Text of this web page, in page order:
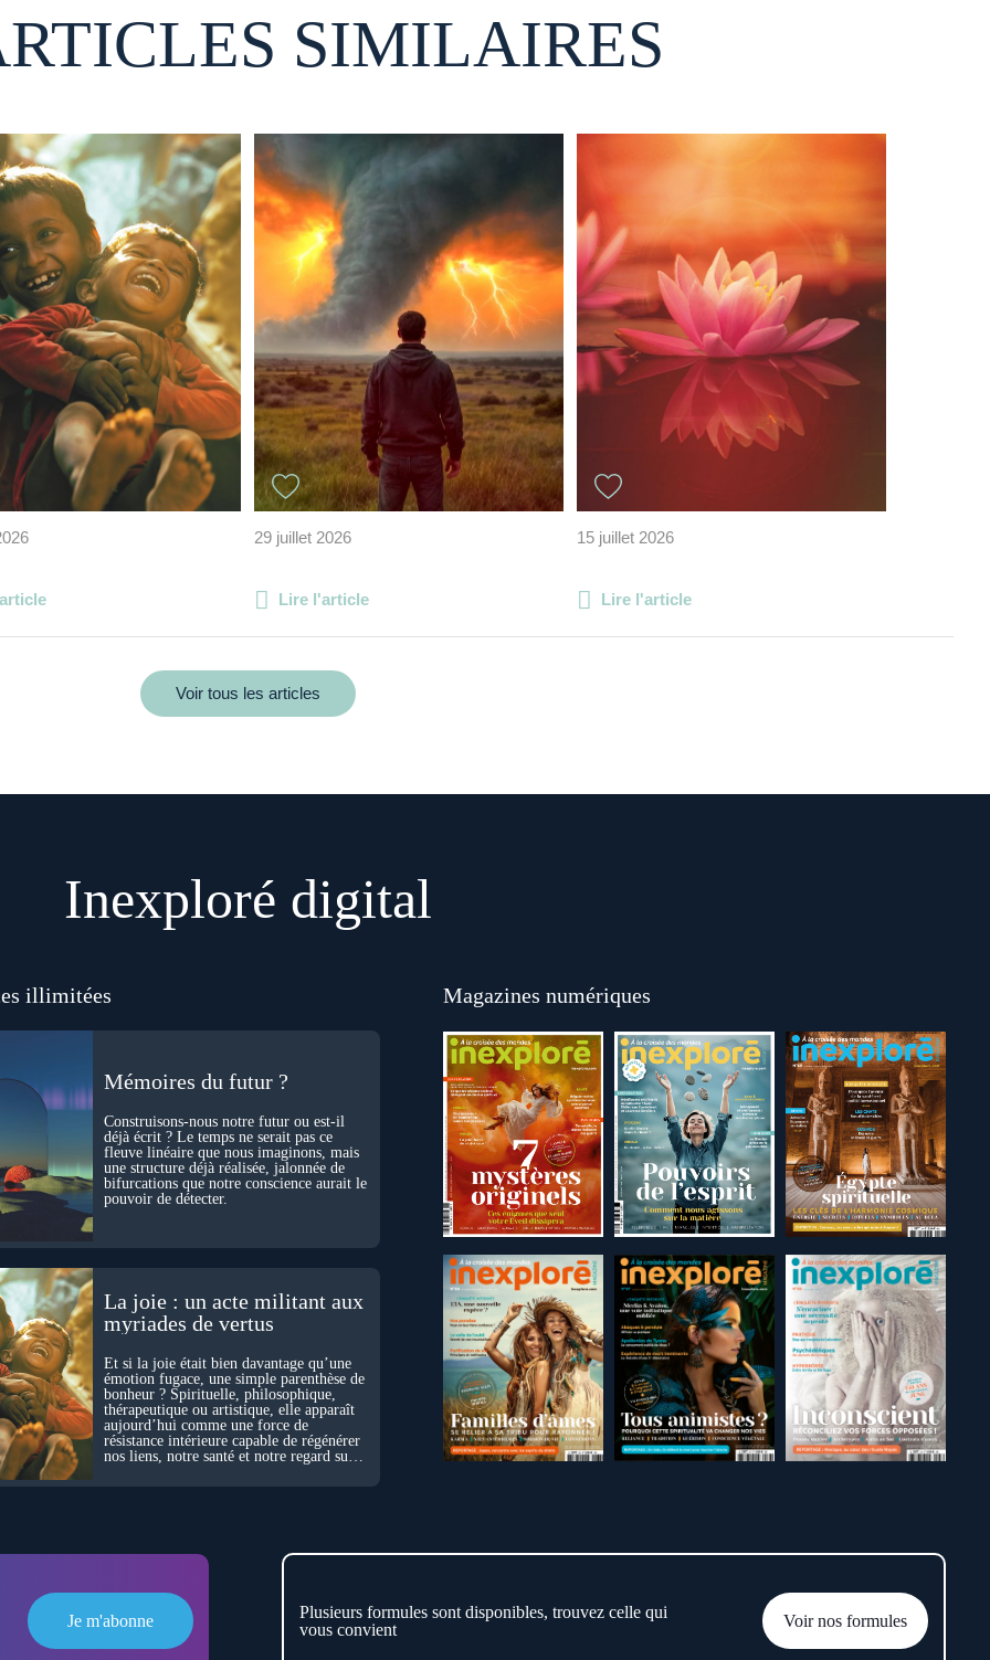
SIMILAIRES
29 juillet 2026
Lire l'article
15 juillet 2026
Lire l'article
Voir tous les articles
Inexploré digital
illimitées
Mémoires du futur ?
Construisons-nous notre futur ou est-il
déjà écrit ? Le temps ne serait pas ce
fleuve linéaire que nous imaginons, mais
une structure déjà réalisée, jalonnée de
bifurcations que notre conscience aurait le
pouvoir de détecter.
La joie : un acte militant aux
myriades de vertus
Et si la joie était bien davantage qu’une
émotion fugace, une simple parenthèse de
bonheur ? Spirituelle, philosophique,
thérapeutique ou artistique, elle apparaît
aujourd’hui comme une force de
résistance intérieure capable de régénérer
nos liens, notre santé et notre regard sur
Magazines numériques
Je m'abonne
Plusieurs formules sont disponibles, trouvez celle qui
vous convient
Voir nos formules